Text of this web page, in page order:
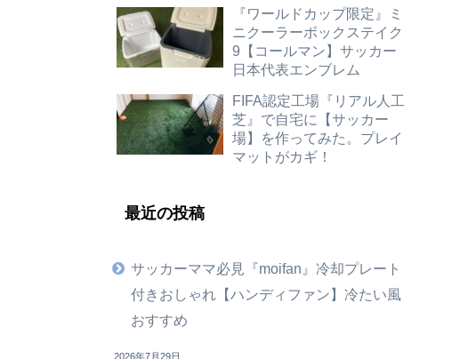
『ワールドカップ限定』ミ
ニクーラーボックステイク
9【コールマン】サッカー
日本代表エンブレム
FIFA認定工場『リアル人工
芝』で自宅に【サッカー
場】を作ってみた。プレイ
マットがカギ！
最近の投稿
サッカーママ必見『moifan』冷却プレート
付きおしゃれ【ハンディファン】冷たい風
おすすめ
2026年7月29日